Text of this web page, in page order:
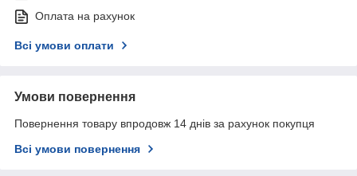
Оплата на рахунок
Всі умови оплати
Умови повернення
Повернення товару впродовж 14 днів за рахунок покупця
Всі умови повернення